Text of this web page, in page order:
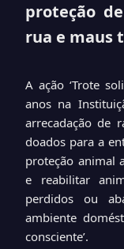
proteção
rua e maus
A ação ‘Trote
anos na
arrecadação de
doados para a
proteção animal
e reabilitar
perdidos ou
ambiente
consciente’.